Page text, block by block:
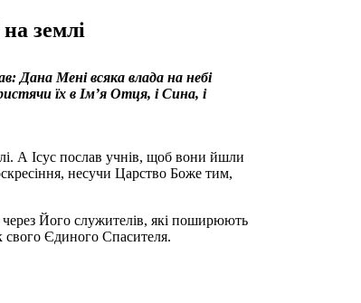
землі
Дана Мені всяка влада на небі
їх в Ім’я Отця, і Сина, і
А Ісус послав учнів, щоб вони йшли
несучи Царство Боже тим,
Його служителів, які поширюють
Єдиного Спасителя.